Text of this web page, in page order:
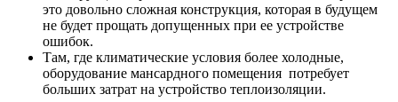
это довольно сложная конструкция, которая в будущем
не будет прощать допущенных при ее устройстве
ошибок.
Там, где климатические условия более холодные,
оборудование мансардного помещения потребует
больших затрат на устройство теплоизоляции.